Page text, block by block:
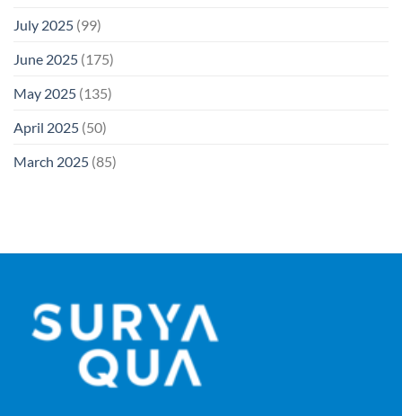
July 2025 (99)
June 2025 (175)
May 2025 (135)
April 2025 (50)
March 2025 (85)